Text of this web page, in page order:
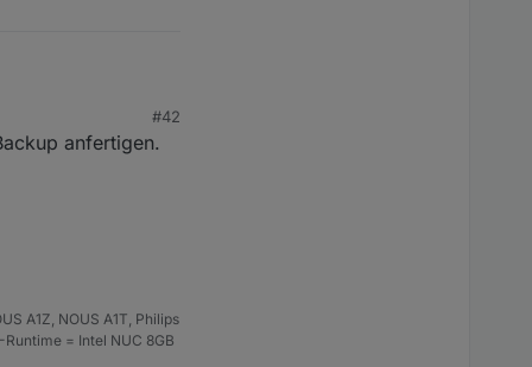
#42
anfertigen.
A1Z, NOUS A1T, Philips
= Intel NUC 8GB